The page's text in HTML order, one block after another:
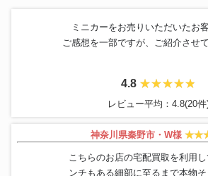
ミニカーをお売りいただいたお
ご感想を一部ですが、ご紹介させ
4.8
レビュー平均：4.8(20件
神奈川県秦野市・W様
こちらのお店の宅配買取を利用
ンチもある細部に至るまで本物